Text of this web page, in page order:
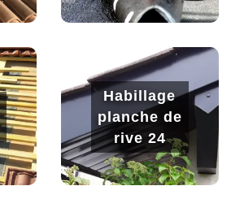
Habillage
planche de
rive 24